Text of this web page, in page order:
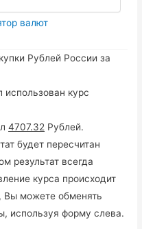
валют
Рублей России за
использован курс
4707.32 Рублей.
будет пересчитан
результат всегда
курса происходит
Вы можете обменять
используя форму слева.